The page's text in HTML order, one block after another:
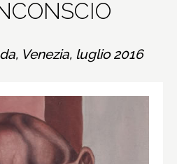
Venezia, luglio 2016